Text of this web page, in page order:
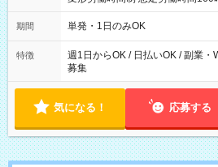
～21：00
期間 単発・1日のみOK
特徴
週1日からOK / 日払いOK / 副業
募集
気になる！ 応募する